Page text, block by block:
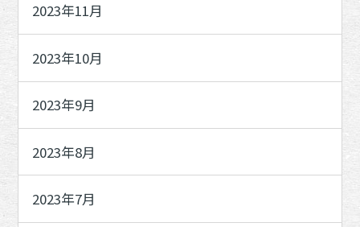
2023年11月
2023年10月
2023年9月
2023年8月
2023年7月